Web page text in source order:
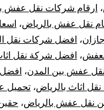
، ارقام شركات نقل عفش
نقل عفش بالرياض،
، افضل شركات نقل
، افضل شركة نقل
عفش بين المدن،
اثاث بالرياض، تحميل
نقل عفش بالرياض،